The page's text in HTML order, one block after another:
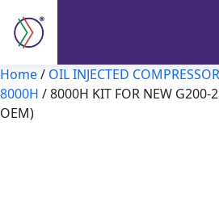
Home/ OIL INJECTED
8000H / 8000H KIT FOR NEW G200-
OEM)